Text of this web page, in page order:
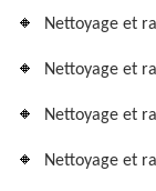
Nettoyage et
Nettoyage et
Nettoyage et
Nettoyage et